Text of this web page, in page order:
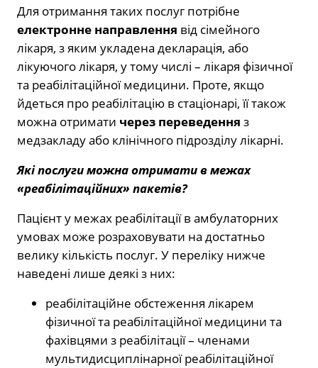
Для отримання таких послуг потрібне
електронне направлення від сімейного
лікаря, з яким укладена декларація, або
лікуючого лікаря, у тому числі – лікаря фізичної
та реабілітаційної медицини. Проте, якщо
йдеться про реабілітацію в стаціонарі, її також
можна отримати через переведення з
медзакладу або клінічного підрозділу лікарні.
Які послуги можна отримати в межах
«реабілітаційних» пакетів?
Пацієнт у межах реабілітації в амбулаторних
умовах може розраховувати на достатньо
велику кількість послуг. У переліку нижче
наведені лише деякі з них:
реабілітаційне обстеження лікарем
фізичної та реабілітаційної медицини та
фахівцями з реабілітації – членами
мультидисциплінарної реабілітаційної